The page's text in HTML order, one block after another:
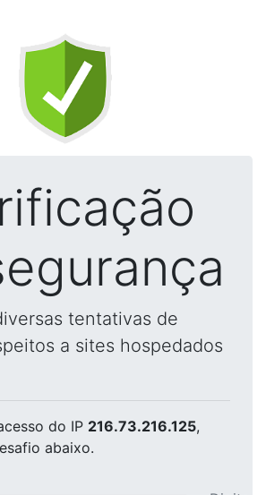
tentativas de
a sites hospedados
do IP 216.73.216.125,
abaixo.